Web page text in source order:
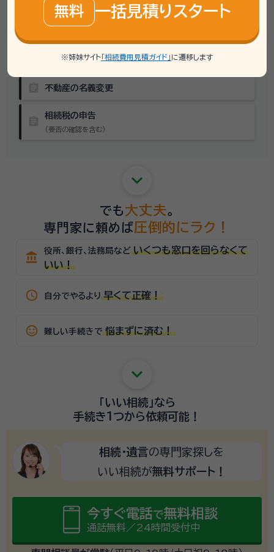
相続財産目録の作成
金融機関の解約・名義変更
不動産の名義変更
相続税の申告
（要否の確認を含む）
keyboard_arrow_down
でも 大丈夫。
専門家に頼めば圧倒的にラク！
account_balance 役所、銀行、法務局など いくつも窓口を回らなくて
いい！
schedule 自分でやるより 早くて正確！
sentiment_satisfied_alt 難しい手続きで 悩まずに済む！
keyboard_arrow_down
「いい相続」なら
手続き1つから依頼可能！
相続・遺言の専門家探しを
いい相続が無料サポート！
今すぐ電話で無料相談
通話無料／24時間受付中
無料 一括見積りスタート
※姉妹サイト 「相続費用見積ガイド」 に遷移します